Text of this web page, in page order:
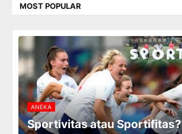
MOST POPULAR
ANEKA
Sportivitas atau Sportifitas?